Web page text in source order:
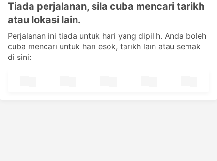
Tiada perjalanan, sila cuba mencari tarikh
atau lokasi lain.
Perjalanan ini tiada untuk hari yang dipilih. Anda boleh
cuba mencari untuk hari esok, tarikh lain atau semak
di sini: